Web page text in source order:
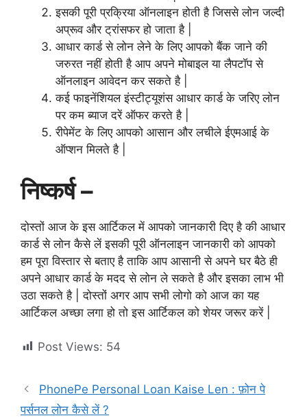
इसकी पूरी प्रक्रिया ऑनलाइन होती है जिससे लोन जल्दी
अप्रूव और ट्रांसफर हो जाता है |
आधार कार्ड से लोन लेने के लिए आपको बैंक जाने की
जरुरत नहीं होती है आप अपने मोबाइल या लैपटॉप से
ऑनलाइन आवेदन कर सकते है |
कई फाइनेंशियल इंस्टीट्यूशंस आधार कार्ड के जरिए लोन
पर कम ब्याज दरें ऑफर करते है |
रीपेमेंट के लिए आपको आसान और लचीले ईएमआई के
ऑप्शन मिलते है |
निष्कर्ष –
दोस्तों आज के इस आर्टिकल में आपको जानकारी दिए है की आधार
कार्ड से लोन कैसे लें इसकी पूरी ऑनलाइन जानकारी को आपको
हम पूरा विस्तार से बताए है ताकि आप आसानी से अपने घर बैठे ही
अपने आधार कार्ड के मदद से लोन ले सकते है और इसका लाभ भी
उठा सकते है | दोस्तों अगर आप सभी लोगो को आज का यह
आर्टिकल अच्छा लगा हो तो इस आर्टिकल को शेयर जरूर करें |
Post Views: 54
PhonePe Personal Loan Kaise Len : फ़ोन पे
पर्सनल लोन कैसे लें ?